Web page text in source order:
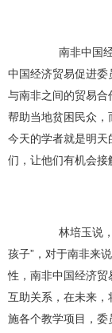
南非中国经
中国经济贸易促进委
与南非之间的贸易
帮助当地贫困民众，
今天的学者就是明
们，让他们有机会接
林培玉说，
孩子”，对于南非来
性，南非中国经济
互助关系，在未来
施各个教学项目，委